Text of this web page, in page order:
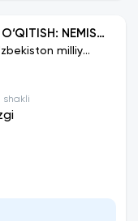
NEMIS
milliy
shakli